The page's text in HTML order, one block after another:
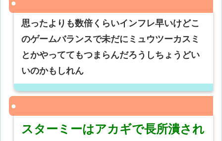
思ったよりも数倍くらいインフレ早いけどこ
のゲームバランスで未だにミュウツーカスミ
とかやっててもつまらんだろうしちょうどい
いのかもしれん
スターミーはアカギで長所潰され